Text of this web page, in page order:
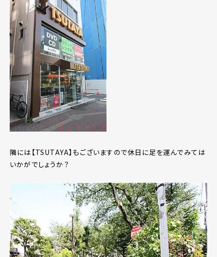
隣には【TSUTAYA】もございますので休日に足を運んでみては
いかがでしょうか？